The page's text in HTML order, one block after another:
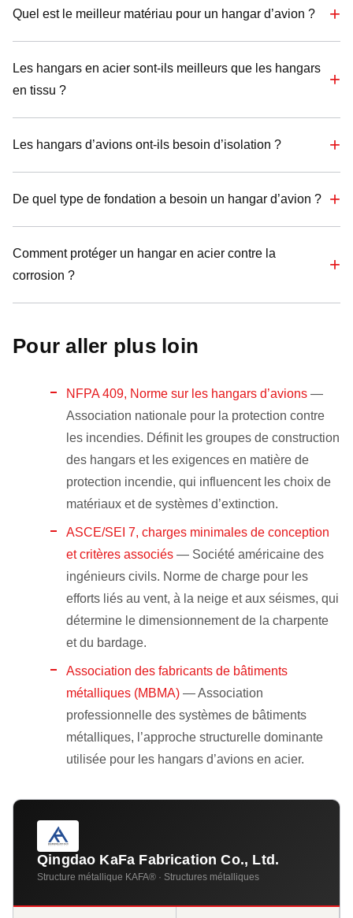
Quel est le meilleur matériau pour un hangar d’avion ?
Les hangars en acier sont-ils meilleurs que les hangars
en tissu ?
Les hangars d’avions ont-ils besoin d’isolation ?
De quel type de fondation a besoin un hangar d’avion ?
Comment protéger un hangar en acier contre la
corrosion ?
Pour aller plus loin
NFPA 409, Norme sur les hangars d’avions —
Association nationale pour la protection contre
les incendies. Définit les groupes de construction
des hangars et les exigences en matière de
protection incendie, qui influencent les choix de
matériaux et de systèmes d’extinction.
ASCE/SEI 7, charges minimales de conception
et critères associés — Société américaine des
ingénieurs civils. Norme de charge pour les
efforts liés au vent, à la neige et aux séismes, qui
détermine le dimensionnement de la charpente
et du bardage.
Association des fabricants de bâtiments
métalliques (MBMA) — Association
professionnelle des systèmes de bâtiments
métalliques, l’approche structurelle dominante
utilisée pour les hangars d’avions en acier.
Qingdao KaFa Fabrication Co., Ltd.
Structure métallique KAFA® · Structures métalliques